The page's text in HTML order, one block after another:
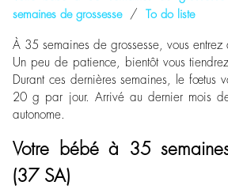
semaines de grossesse
/ To do liste
À 35 semaines de grossesse, vous entrez
Un peu de patience, bientôt vous
Durant ces dernières semaines, le fœtus
20 g par jour. Arrivé au dernier mois
autonome.
Votre bébé à 35
(37 SA)